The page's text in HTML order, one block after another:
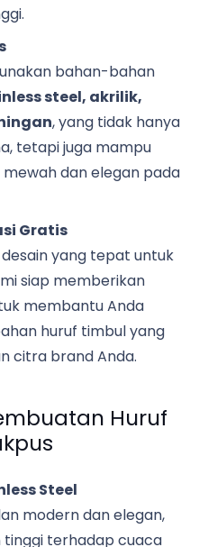
bahan-bahan
steel, akrilik,
, yang tidak hanya
tetapi juga mampu
dan elegan pada
Gratis
yang tepat untuk
siap memberikan
membantu Anda
huruf timbul yang
citra brand Anda.
Huruf
Steel
modern dan elegan,
terhadap cuaca